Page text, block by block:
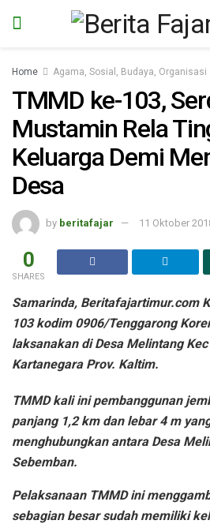
Home Agama, Sosial, Budaya, Organisasi
TMMD ke-103,
Mustamin Rela
Keluarga Demi
Desa
by beritafajar 11 Oktober
0
SHARES
Samarinda, Beritafajartimur.com
103 kodim 0906/Tenggarong
laksanakan di Desa Melintang
Kartanegara Prov. Kaltim.
TMMD kali ini pembanggunan
panjang 1,2 km dan lebar 4 m
menghubungkan antara Desa
Sebemban.
Pelaksanaan TMMD ini
sebagian besar sudah memiliki